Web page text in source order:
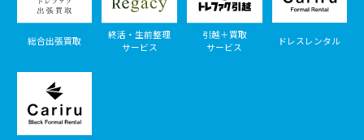
総合出張買取
終活・生前整理
サービス
引越＋買取
サービス
ドレスレンタル